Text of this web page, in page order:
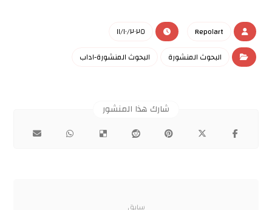
Repo١art
١١/١٠/٢٠٢٥
البحوث المنشورة
البحوث المنشورة-اداب
سابق